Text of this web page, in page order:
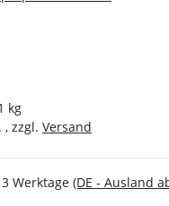
kg
, zzgl. Versand
Werktage (DE - Ausland